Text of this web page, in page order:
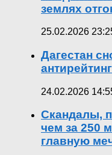
землях
25.02.2026
Дагестан
24.02.2026
Скандалы,
чем за 250
главную